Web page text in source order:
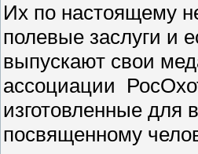
Их по настоящему
полевые заслуги и
выпускают свои
ассоциации
изготовленные для
посвященному